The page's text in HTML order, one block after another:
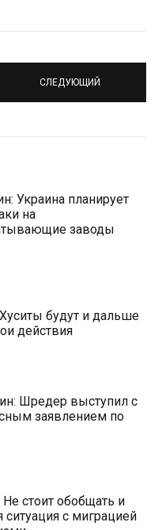
СЛЕДУЮЩИЙ
Украина планирует
на
заводы
будут и дальше
действия
Шредер выступил с
заявлением по
стоит обобщать и
ситуация с миграцией